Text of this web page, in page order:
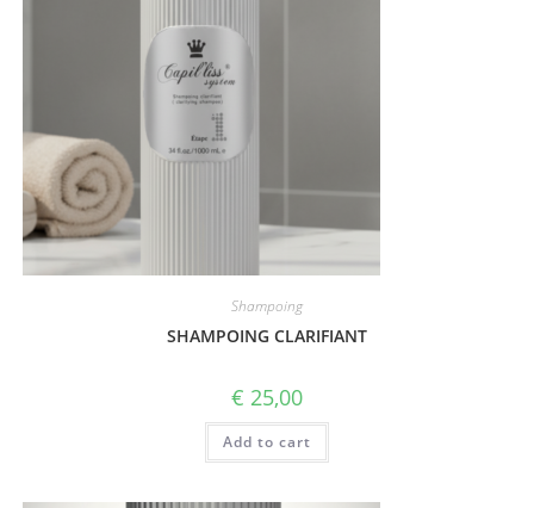
Shampoing
SHAMPOING CLARIFIANT
€ 25,00
Add to cart